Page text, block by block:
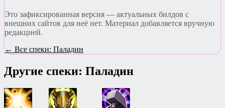
Это зафиксированная версия — актуальных билдов с
внешних сайтов для неё нет. Материал добавляется вручную
редакцией.
← Все спеки: Паладин
Другие спеки: Паладин